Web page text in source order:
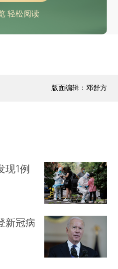
轻松阅读
版面编辑：邓舒方
现1例
新冠病